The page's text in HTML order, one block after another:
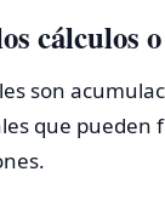
cálculos
son
que pueden